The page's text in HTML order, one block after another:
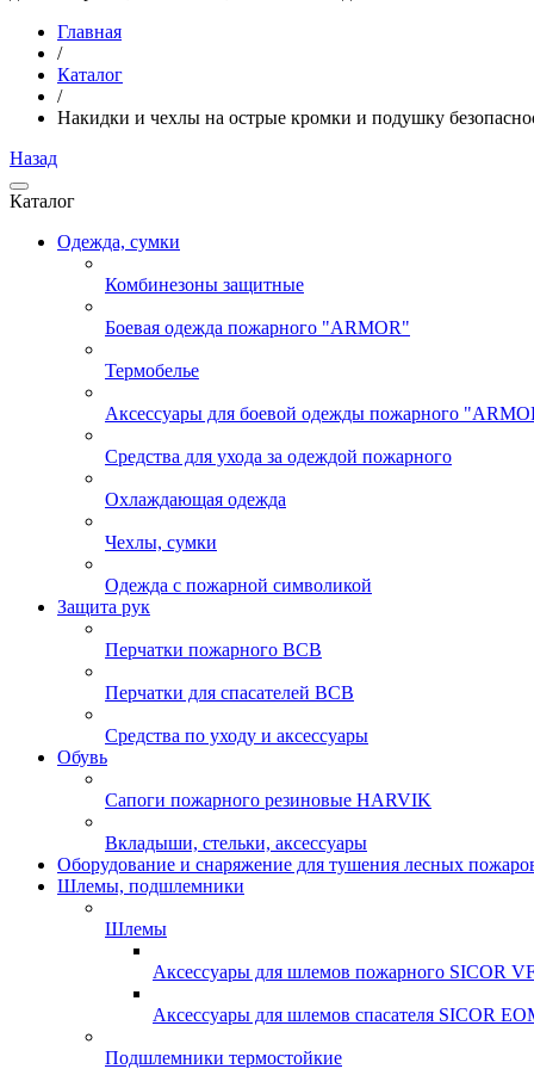
Главная
/
Каталог
/
Накидки и чехлы на острые кромки и подушку
Назад
Каталог
Одежда, сумки
Комбинезоны защитные
Боевая одежда пожарного "ARMOR"
Термобелье
Аксессуары для боевой одежды пожарного
Средства для ухода за одеждой пожарного
Охлаждающая одежда
Чехлы, сумки
Одежда с пожарной символикой
Защита рук
Перчатки пожарного ВСВ
Перчатки для спасателей ВСВ
Средства по уходу и аксессуары
Обувь
Сапоги пожарного резиновые HARVIK
Вкладыши, стельки, аксессуары
Оборудование и снаряжение для тушения лесных
Шлемы, подшлемники
Шлемы
Аксессуары для шлемов пожарного SICOR
Аксессуары для шлемов спасателя SICOR
Подшлемники термостойкие